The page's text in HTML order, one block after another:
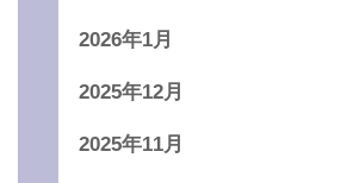
2026年1月
2025年12月
2025年11月